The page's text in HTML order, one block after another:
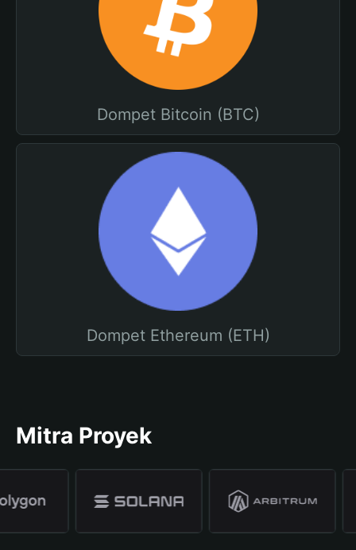
Dompet Bitcoin (BTC)
Dompet Ethereum (ETH)
Mitra Proyek